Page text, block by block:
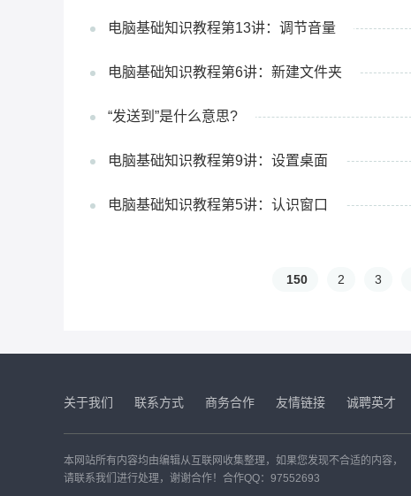
电脑基础知识教程第13讲：调节音量
电脑基础知识教程第6讲：新建文件夹
“发送到”是什么意思?
电脑基础知识教程第9讲：设置桌面
电脑基础知识教程第5讲：认识窗口
150 2 3
关于我们 联系方式 商务合作 友情链接 诚聘英才
本网站所有内容均由编辑从互联网收集整理，如果您发现不合适的内容，
请联系我们进行处理，谢谢合作！合作QQ：97552693